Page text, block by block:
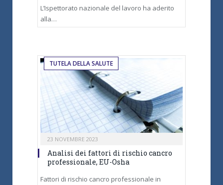
L’Ispettorato nazionale del lavoro ha aderito
alla…
TUTELA DELLA SALUTE
23 NOVEMBRE 2023
Analisi dei fattori di rischio cancro
professionale, EU-Osha
Fattori di rischio cancro professionale in